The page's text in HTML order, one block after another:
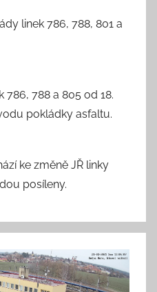
linek 786, 788, 801 a
788 a 805 od 18.
pokládky asfaltu.
ke změně JŘ linky
posíleny.